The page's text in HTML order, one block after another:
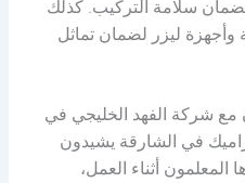
لضمان سلامة التركيب. كذلك
ليزر لضمان تماثل
مع شركة الفهد الخليجي في
في الشارقة يشيدون
المعلمون أثناء العمل،